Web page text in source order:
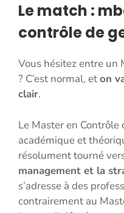
Le match :
contrôle de
Vous hésitez entre un
? C’est normal, eton
clair.
Le Master en
académique et
résolument tourné
management et la
s’adresse à des
contrairement au